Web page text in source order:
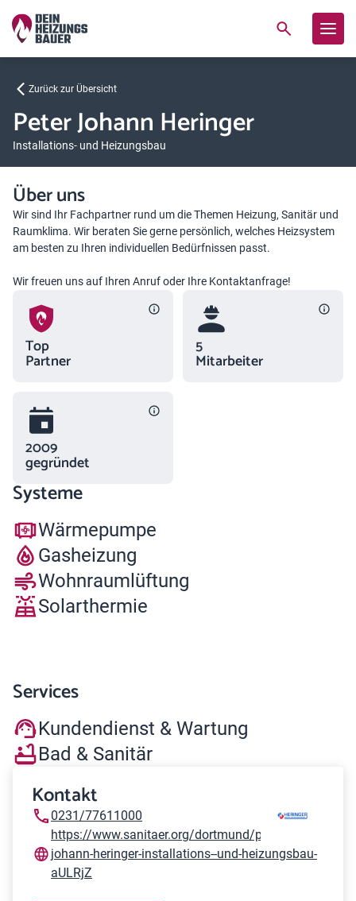
Zurück zur Übersicht
Peter Johann Heringer
Installations- und Heizungsbau
Über uns
Wir sind Ihr Fachpartner rund um die Themen Heizung, Sanitär und
Raumklima. Wir beraten Sie gerne persönlich, welches Heizsystem
am besten zu Ihren individuellen Bedürfnissen passt.
Wir freuen uns auf Ihren Anruf oder Ihre Kontaktanfrage!
Top
Partner
5
Mitarbeiter
2009
gegründet
Systeme
Wärmepumpe
Gasheizung
Wohnraumlüftung
Solarthermie
Services
Kundendienst & Wartung
Bad & Sanitär
Kontakt
0231/77611000
https://www.sanitaer.org/dortmund/peter-
johann-heringer-installations--und-heizungsbau-
aULRjZ